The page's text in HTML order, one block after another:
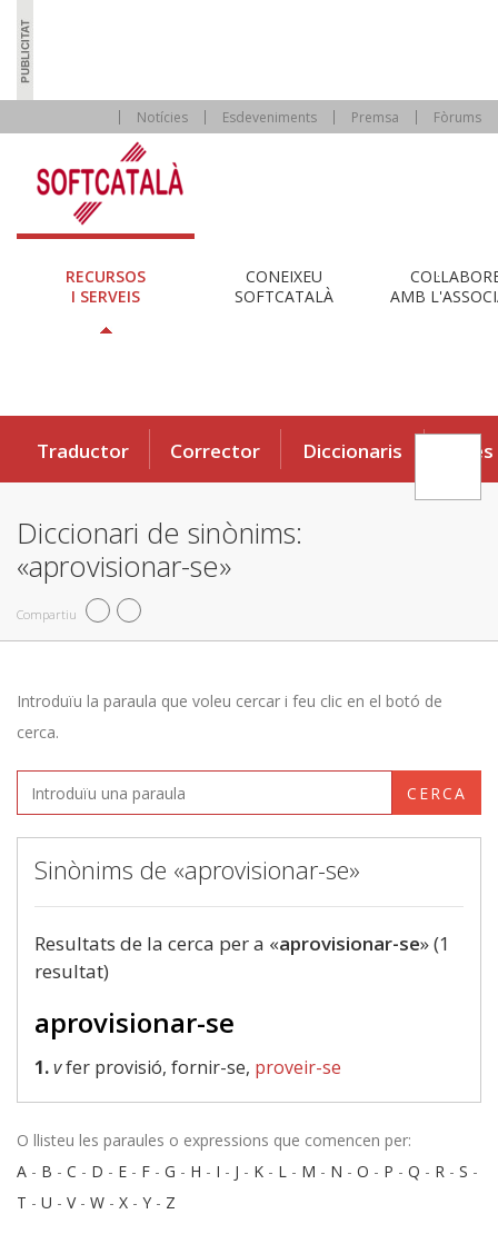
Notícies Esdeveniments Premsa Fòrums
RECURSOS
I SERVEIS
CONEIXEU
SOFTCATALÀ
AMB
Traductor Corrector Diccionaris Eines
Diccionari de sinònims:
«aprovisionar-se»
Compartiu
Introduïu la paraula que voleu cercar i feu clic en el botó de
cerca.
CERCA
Sinònims de «aprovisionar-se»
Resultats de la cerca per a «aprovisionar-se» (1
resultat)
aprovisionar-se
1.vfer provisió, fornir-se, proveir-se
O llisteu les paraules o expressions que comencen per:
A - B - C - D - E - F - G - H - I - J - K - L - M - N - O - P - Q - R - S -
T - U - V- W - X - Y - Z